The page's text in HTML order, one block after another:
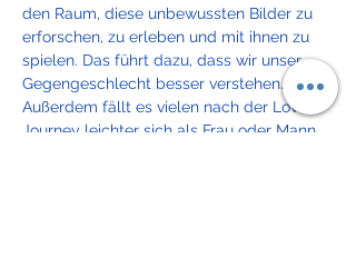
den Raum, diese unbewussten Bilder zu
erforschen, zu erleben und mit ihnen zu
spielen. Das führt dazu, dass wir unser
Gegengeschlecht besser verstehen.
Außerdem fällt es vielen nach der Lover`s
Journey leichter sich als Frau oder Mann